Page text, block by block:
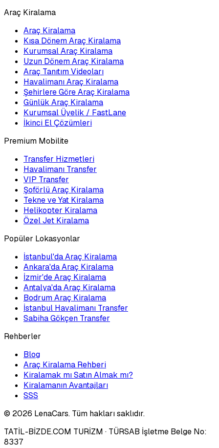
Araç Kiralama
Araç Kiralama
Kısa Dönem Araç Kiralama
Kurumsal Araç Kiralama
Uzun Dönem Araç Kiralama
Araç Tanıtım Videoları
Havalimanı Araç Kiralama
Şehirlere Göre Araç Kiralama
Günlük Araç Kiralama
Kurumsal Üyelik / FastLane
İkinci El Çözümleri
Premium Mobilite
Transfer Hizmetleri
Havalimanı Transfer
VIP Transfer
Şoförlü Araç Kiralama
Tekne ve Yat Kiralama
Helikopter Kiralama
Özel Jet Kiralama
Popüler Lokasyonlar
İstanbul'da Araç Kiralama
Ankara'da Araç Kiralama
İzmir'de Araç Kiralama
Antalya'da Araç Kiralama
Bodrum Araç Kiralama
İstanbul Havalimanı Transfer
Sabiha Gökçen Transfer
Rehberler
Blog
Araç Kiralama Rehberi
Kiralamak mı Satın Almak mı?
Kiralamanın Avantajları
SSS
© 2026 LenaCars. Tüm hakları saklıdır.
TATİL-BİZDE.COM TURİZM · TÜRSAB İşletme Belge No:
8337